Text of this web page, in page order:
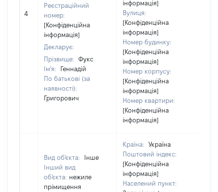
4
Реєстраційний
номер:
[Конфіденційна
інформація]
Декларує:
Прізвище:
Фукс
Ім'я:
Геннадій
По батькові (за
наявності):
Григорович
інформація]
Вулиця:
[Конфіденційна
інформація]
Номер будинку:
[Конфіденційна
інформація]
Номер корпусу:
[Конфіденційна
інформація]
Номер квартири:
[Конфіденційна
інформація]
Вид об'єкта:
Інше
Інший вид
об'єкта: нежиле
прімищення
Країна:
Україна
Поштовий індекс:
[Конфіденційна
інформація]
Населений пункт: